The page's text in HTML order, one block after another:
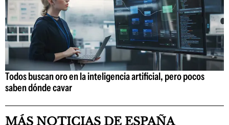
Todos buscan oro en la inteligencia artificial, pero pocos
saben dónde cavar
MÁS NOTICIAS DE ESPAÑA